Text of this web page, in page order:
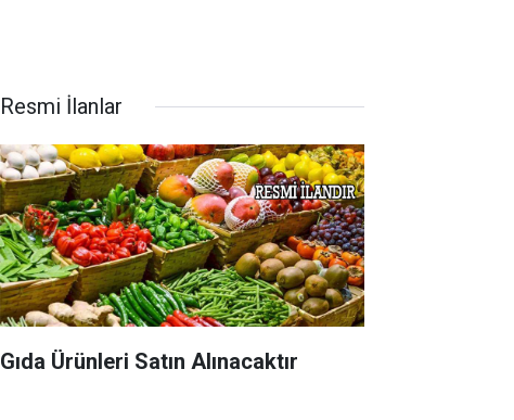
Resmi İlanlar
Gıda Ürünleri Satın Alınacaktır